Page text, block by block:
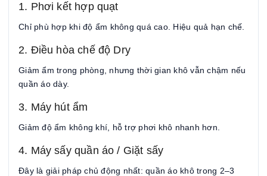
1. Phơi kết hợp quạt
Chỉ phù hợp khi độ ẩm không quá cao. Hiệu quả hạn chế.
2. Điều hòa chế độ Dry
Giảm ẩm trong phòng, nhưng thời gian khô vẫn chậm nếu
quần áo dày.
3. Máy hút ẩm
Giảm độ ẩm không khí, hỗ trợ phơi khô nhanh hơn.
4. Máy sấy quần áo / Giặt sấy
Đây là giải pháp chủ động nhất: quần áo khô trong 2–3